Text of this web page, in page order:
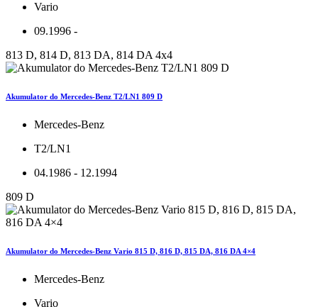
Vario
09.1996 -
813 D, 814 D, 813 DA, 814 DA 4x4
Akumulator do Mercedes-Benz T2/LN1 809 D
Mercedes-Benz
T2/LN1
04.1986 - 12.1994
809 D
Akumulator do Mercedes-Benz Vario 815 D, 816 D, 815 DA, 816 DA 4×4
Mercedes-Benz
Vario